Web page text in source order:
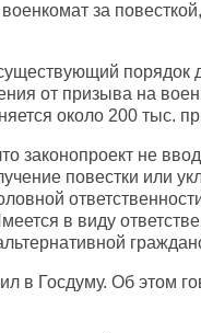
за
порядок
от призыва на
около 200 тыс.
законопроект не
повестки или
в виду
в Госдуму. Об этом